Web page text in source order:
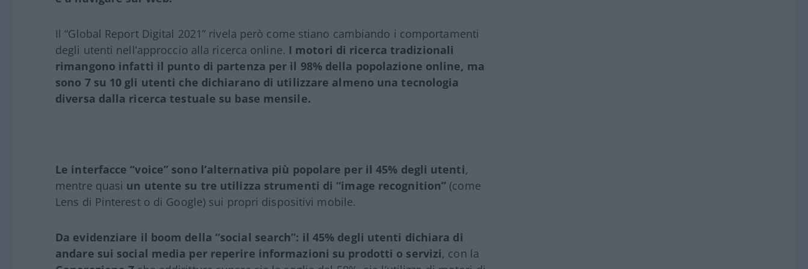
Il “Global Report Digital 2021” rivela però come stiano cambiando i comportamenti
degli utenti nell’approccio alla ricerca online. I motori di ricerca tradizionali
rimangono infatti il punto di partenza per il 98% della popolazione online, ma
sono 7 su 10 gli utenti che dichiarano di utilizzare almeno una tecnologia
diversa dalla ricerca testuale su base mensile.
Le interfacce “voice” sono l’alternativa più popolare per il 45% degli utenti,
mentre quasi un utente su tre utilizza strumenti di “image recognition” (come
Lens di Pinterest o di Google) sui propri dispositivi mobile.
Da evidenziare il boom della “social search”: il 45% degli utenti dichiara di
andare sui social media per reperire informazioni su prodotti o servizi, con la